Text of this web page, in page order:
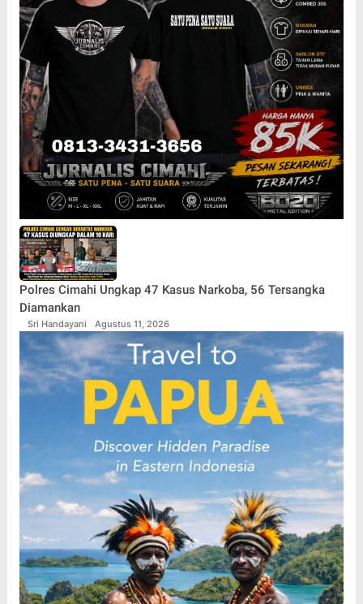
Polres Cimahi Ungkap 47 Kasus Narkoba, 56 Tersangka
Diamankan
Sri Handayani Agustus 11, 2026